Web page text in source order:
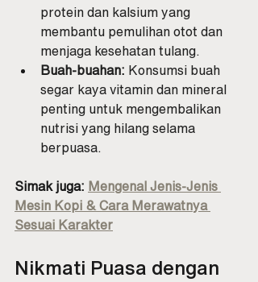
protein dan kalsium yang
membantu pemulihan otot dan
menjaga kesehatan tulang.
Buah-buahan: Konsumsi buah
segar kaya vitamin dan mineral
penting untuk mengembalikan
nutrisi yang hilang selama
berpuasa.
Simak juga: Mengenal Jenis-Jenis
Mesin Kopi & Cara Merawatnya
Sesuai Karakter
Nikmati Puasa dengan